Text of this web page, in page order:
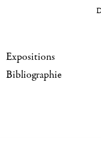
Expositions
Bibliographie